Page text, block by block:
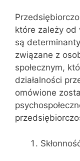
które zależy od
są
związane z
społecznym,
działalności
omówione